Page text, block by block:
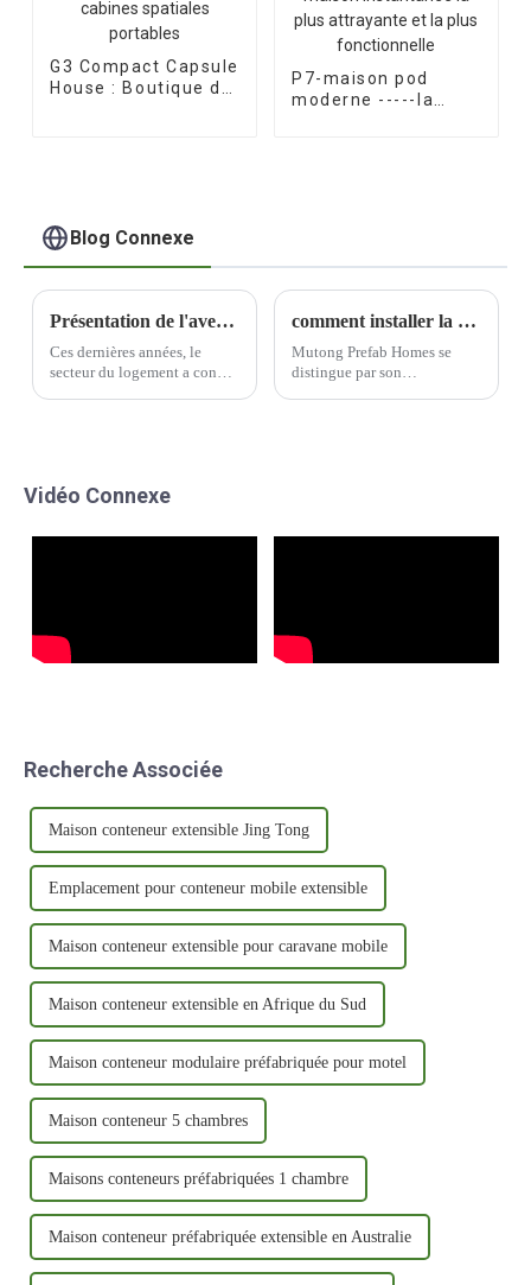
G3 Compact Capsule
House : Boutique de
P7-maison pod
moderne -----la
Blog Connexe
Présentation de l'avenir du logement : les maisons préfabriquées
Ces dernières années, le
secteur du logement a connu
une innovation qui gagne en
comment installer la maison préfabriquée ?
Mutong Prefab Homes se
distingue par son
nécessaire. Ce...
Vidéo Connexe
Recherche Associée
Maison conteneur extensible Jing Tong
Emplacement pour conteneur mobile extensible
Maison conteneur extensible pour caravane mobile
Maison conteneur extensible en Afrique du Sud
Maison conteneur modulaire préfabriquée pour motel
Maison conteneur 5 chambres
Maisons conteneurs préfabriquées 1 chambre
Maison conteneur préfabriquée extensible en Australie